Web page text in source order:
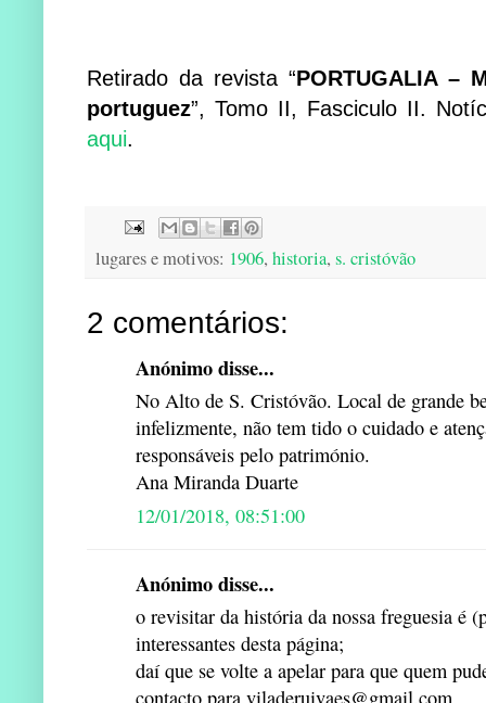
Retirado da revista “PORTUGALIA –
portuguez”, Tomo II, Fasciculo II.
aqui.
lugares e motivos: 1906, historia, s. cristóvão
2 comentários:
Anónimo disse...
No Alto de S. Cristóvão. Local de grande
infelizmente, não tem tido o cuidado e
responsáveis pelo património.
Ana Miranda Duarte
12/01/2018, 08:51:00
Anónimo disse...
o revisitar da história da nossa freguesia é
interessantes desta página;
daí que se volte a apelar para que quem
contacto para viladeruivaes@gmail.com